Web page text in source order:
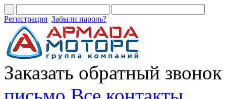
Регистрация Забыли пароль?
Заказать обратный звонок